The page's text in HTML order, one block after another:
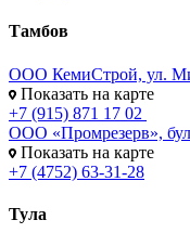
Тамбов
ООО КемиСтрой, ул.
Показать на карте
+7 (915) 871 17 02
ООО «Промрезерв»,
Показать на карте
+7 (4752) 63-31-28
Тула